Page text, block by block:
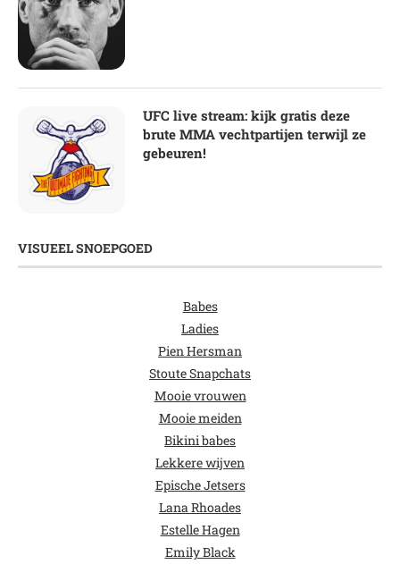
UFC live stream: kijk gratis deze
brute MMA vechtpartijen terwijl ze
gebeuren!
VISUEEL SNOEPGOED
Babes
Ladies
Pien Hersman
Stoute Snapchats
Mooie vrouwen
Mooie meiden
Bikini babes
Lekkere wijven
Epische Jetsers
Lana Rhoades
Estelle Hagen
Emily Black